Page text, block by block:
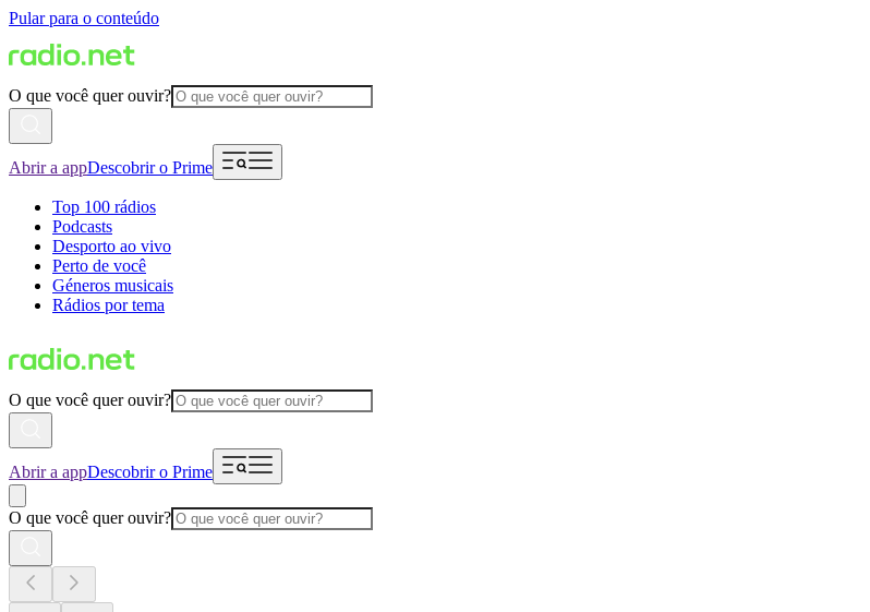
Pular para o conteúdo
O que você quer ouvir?
Abrir a appDescobrir o Prime
Top 100 rádios
Podcasts
Desporto ao vivo
Perto de você
Géneros musicais
Rádios por tema
O que você quer ouvir?
Abrir a appDescobrir o Prime
O que você quer ouvir?